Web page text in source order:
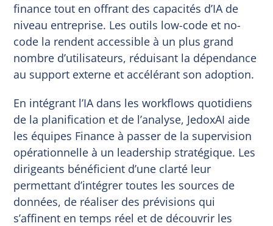
finance tout en offrant des capacités d’IA de
niveau entreprise. Les outils low-code et no-
code la rendent accessible à un plus grand
nombre d’utilisateurs, réduisant la dépendance
au support externe et accélérant son adoption.
En intégrant l’IA dans les workflows quotidiens
de la planification et de l’analyse, JedoxAI aide
les équipes Finance à passer de la supervision
opérationnelle à un leadership stratégique. Les
dirigeants bénéficient d’une clarté leur
permettant d’intégrer toutes les sources de
données, de réaliser des prévisions qui
s’affinent en temps réel et de découvrir les